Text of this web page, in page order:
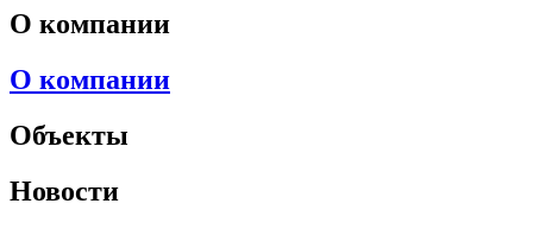
О компании
О компании
Объекты
Новости